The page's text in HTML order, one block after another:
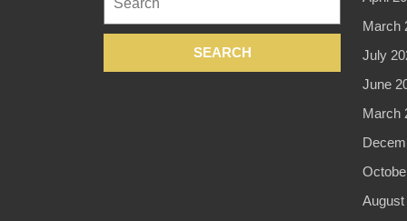
for:
March
July
June
March
August